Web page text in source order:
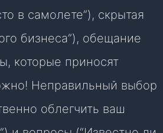
в самолете”), скрытая
бизнеса”), обещание
которые приносят
Неправильный выбор
облегчить ваш